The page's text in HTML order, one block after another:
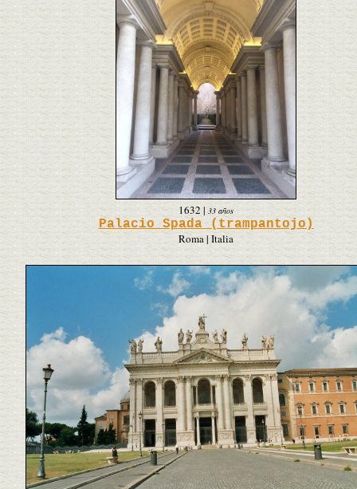
1632 | 33 años
Palacio Spada (trampantojo)
Roma | Italia